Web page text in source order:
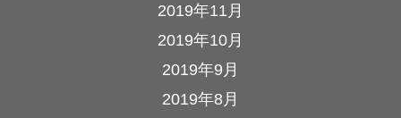
2019年11月
2019年10月
2019年9月
2019年8月